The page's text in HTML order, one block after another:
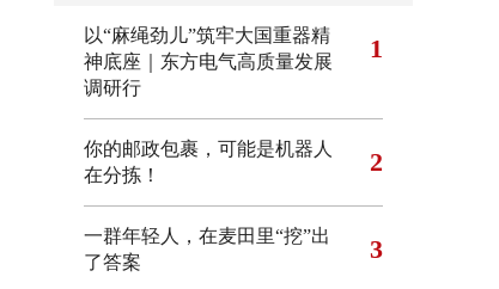
以“麻绳劲儿”筑牢大国重器精
神底座｜东方电气高质量发展
调研行
1
你的邮政包裹，可能是机器人
在分拣！
2
一群年轻人，在麦田里“挖”出
了答案
3